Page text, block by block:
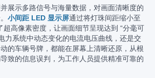
展示多路信号与海量数据，对画面清晰度的
小间距 LED 显示屏通过将灯珠间距缩小至
超高像素密度，让画面细节呈现达到 “分毫可
力系统中动态变化的电流电压曲线，还是交
的车辆号牌，都能在屏幕上清晰还原，从根
致的信息误判，为工作人员提供精准可靠的